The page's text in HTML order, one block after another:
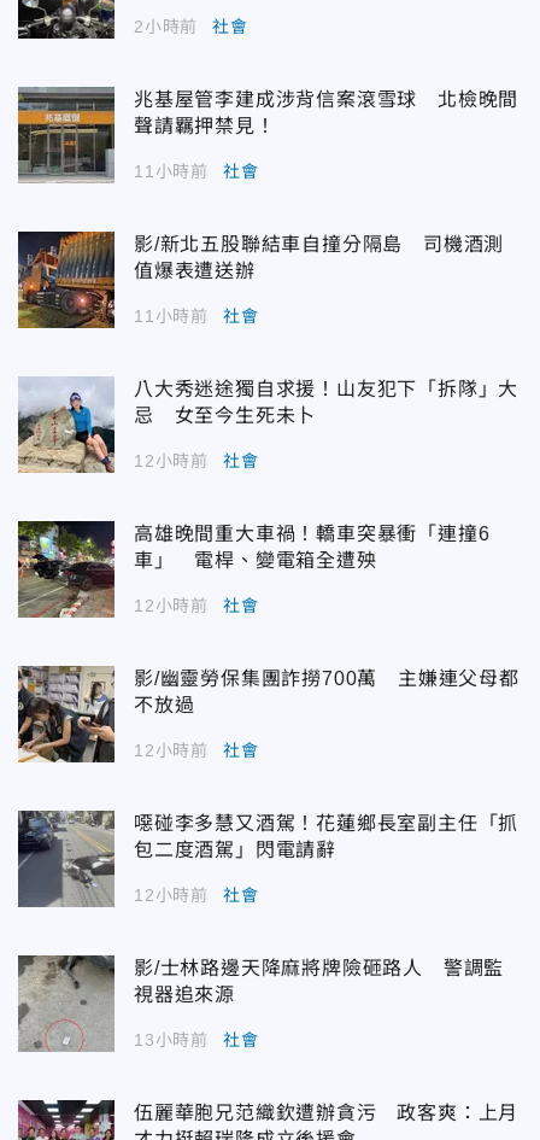
2小時前 社會
兆基屋管李建成涉背信案滾雪球 北檢晚間
聲請羈押禁見！
11小時前 社會
影/新北五股聯結車自撞分隔島 司機酒測
值爆表遭送辦
11小時前 社會
八大秀迷途獨自求援！山友犯下「拆隊」大
忌 女至今生死未卜
12小時前 社會
高雄晚間重大車禍！轎車突暴衝「連撞6
車」 電桿、變電箱全遭殃
12小時前 社會
影/幽靈勞保集團詐撈700萬 主嫌連父母都
不放過
12小時前 社會
噁碰李多慧又酒駕！花蓮鄉長室副主任「抓
包二度酒駕」閃電請辭
12小時前 社會
影/士林路邊天降麻將牌險砸路人 警調監
視器追來源
13小時前 社會
伍麗華胞兄范織欽遭辦貪污 政客爽：上月